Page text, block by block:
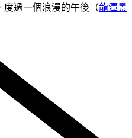
度過一個浪漫的午後（龍潭景